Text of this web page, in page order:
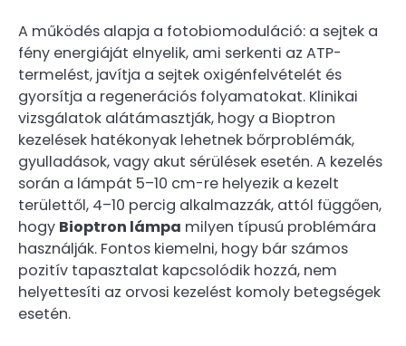
A működés alapja a fotobiomoduláció: a sejtek a
fény energiáját elnyelik, ami serkenti az ATP-
termelést, javítja a sejtek oxigénfelvételét és
gyorsítja a regenerációs folyamatokat. Klinikai
vizsgálatok alátámasztják, hogy a Bioptron
kezelések hatékonyak lehetnek bőrproblémák,
gyulladások, vagy akut sérülések esetén. A kezelés
során a lámpát 5–10 cm-re helyezik a kezelt
területtől, 4–10 percig alkalmazzák, attól függően,
hogy Bioptron lámpa milyen típusú problémára
használják. Fontos kiemelni, hogy bár számos
pozitív tapasztalat kapcsolódik hozzá, nem
helyettesíti az orvosi kezelést komoly betegségek
esetén.